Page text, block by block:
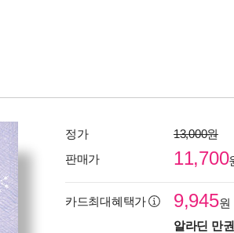
정가
13,000원
판매가
11,700
카드최대혜택가 9,945원
알라딘 만